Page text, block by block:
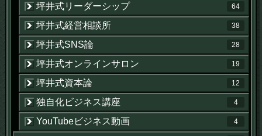
坪井式リーダーシップ 64
坪井式経営相談所 38
坪井式SNS論 28
坪井式オンラインサロン 19
坪井式資本論 12
独自化ビジネス講座 4
YouTubeビジネス動画 4